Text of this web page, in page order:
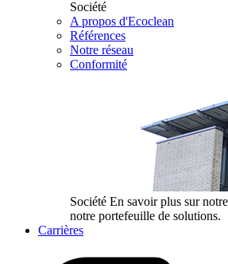
Société
A propos d'Ecoclean
Références
Notre réseau
Conformité
Société En savoir plus sur
notre portefeuille de solutions.
Carrières